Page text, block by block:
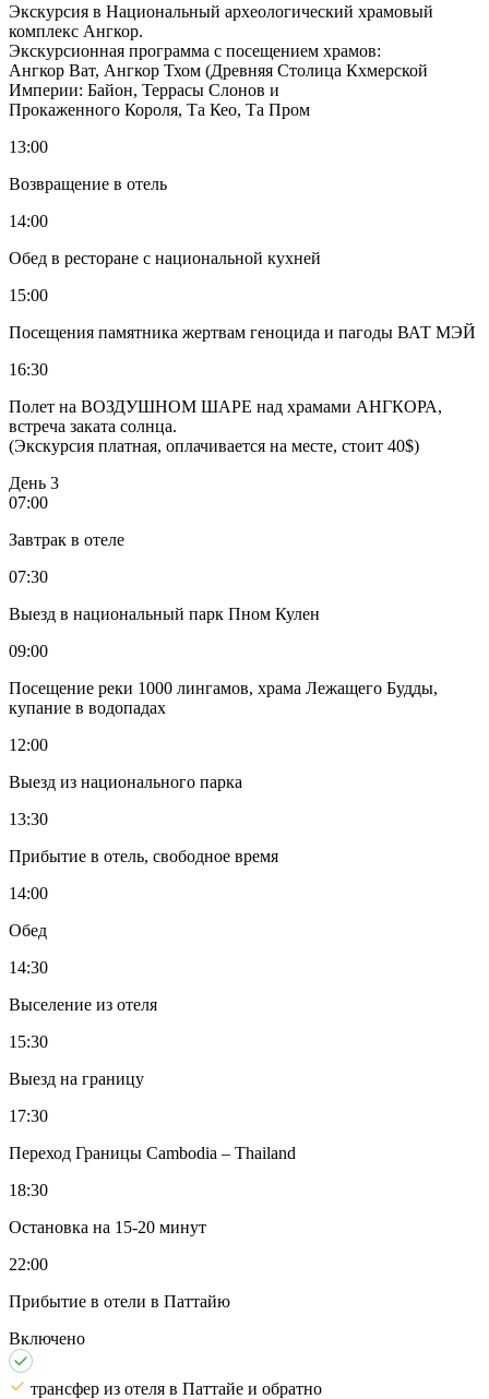
Экскурсия в Национальный археологический храмовый
комплекс Ангкор.
Экскурсионная программа с посещением храмов:
Ангкор Ват, Ангкор Тхом (Древняя Столица Кхмерской
Империи: Байон, Террасы Слонов и
Прокаженного Короля, Та Кео, Та Пром
13:00
Возвращение в отель
14:00
Обед в ресторане с национальной кухней
15:00
Посещения памятника жертвам геноцида и пагоды ВАТ МЭЙ
16:30
Полет на ВОЗДУШНОМ ШАРЕ над храмами АНГКОРА,
встреча заката солнца.
(Экскурсия платная, оплачивается на месте, стоит 40$)
День 3
07:00
Завтрак в отеле
07:30
Выезд в национальный парк Пном Кулен
09:00
Посещение реки 1000 лингамов, храма Лежащего Будды,
купание в водопадах
12:00
Выезд из национального парка
13:30
Прибытие в отель, свободное время
14:00
Обед
14:30
Выселение из отеля
15:30
Выезд на границу
17:30
Переход Границы Cambodia – Thailand
18:30
Остановка на 15-20 минут
22:00
Прибытие в отели в Паттайю
Включено
трансфер из отеля в Паттайе и обратно